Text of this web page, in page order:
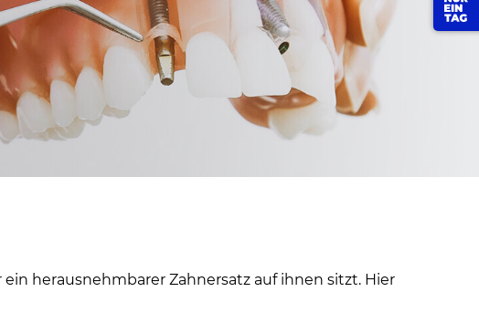
herausnehmbarer Zahnersatz auf ihnen sitzt. Hier